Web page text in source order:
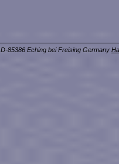
85386 Eching bei Freising Germany